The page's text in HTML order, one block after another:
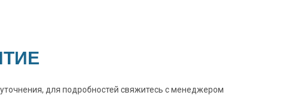
для подробностей свяжитесь с менеджером